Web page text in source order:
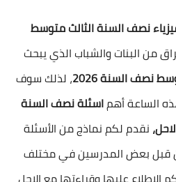
نصف السنة الثالث متوسط
من البنات والشباب الذي يبحث
نصف السنة 2026
، لذلك سوف
الساعة أهماسئلة نصف السنة
نقدم لكم نماذج من الأسئلة
قبل بعض المدرسين في مختلف